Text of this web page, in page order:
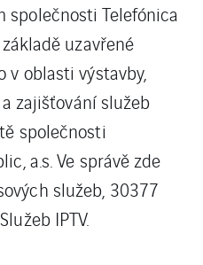
Telefónica
uzavřené
v oblasti výstavby,
zajišťování služeb
společnosti
a.s. Ve správě zde
služeb, 30377
IPTV.